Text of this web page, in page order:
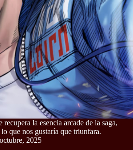
la esencia arcade de la saga,
que nos gustaría que triunfara.
2025